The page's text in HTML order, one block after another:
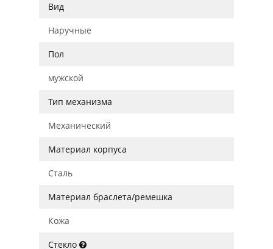
Вид
Наручные
Пол
мужской
Тип механизма
Механический
Материал корпуса
Сталь
Материал браслета/ремешка
Кожа
Стекло